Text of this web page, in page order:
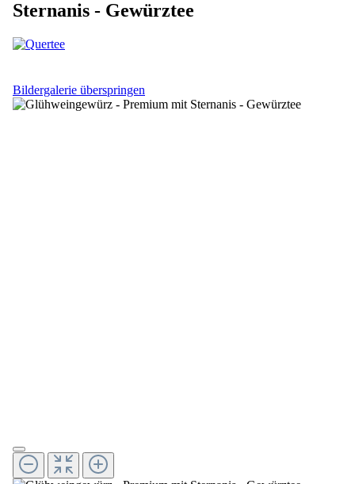
Sternanis - Gewürztee
Bildergalerie überspringen